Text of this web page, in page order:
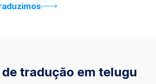
tradução em telugu